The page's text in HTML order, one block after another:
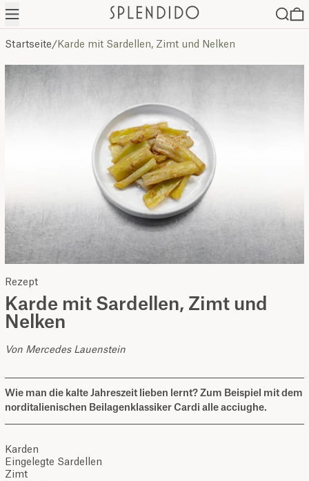
Menü
Startseite/ Karde mit Sardellen, Zimt und Nelken
Rezept
Karde mit Sardellen, Zimt und
Nelken
Von Mercedes Lauenstein
Wie man die kalte Jahreszeit lieben lernt? Zum Beispiel mit dem
norditalienischen Beilagenklassiker Cardi alle acciughe.
Karden
Eingelegte Sardellen
Zimt